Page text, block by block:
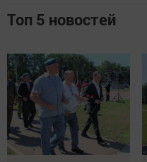
Топ 5 новостей